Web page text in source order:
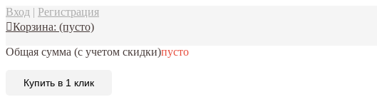
Вход | Регистрация
Корзина: (пусто)
Общая сумма (с учетом скидки)пусто
Купить в 1 клик